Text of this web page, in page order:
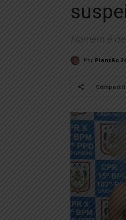
Homem é
Por Plantão